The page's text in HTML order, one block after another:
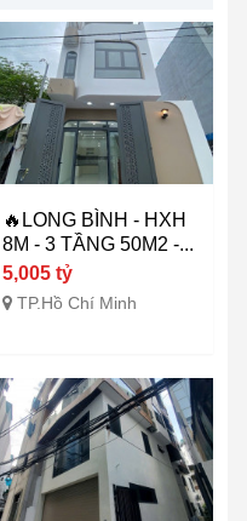
🔥LONG BÌNH - HXH
8M - 3 TẦNG 50M2 -...
5,005 tỷ
TP.Hồ Chí Minh